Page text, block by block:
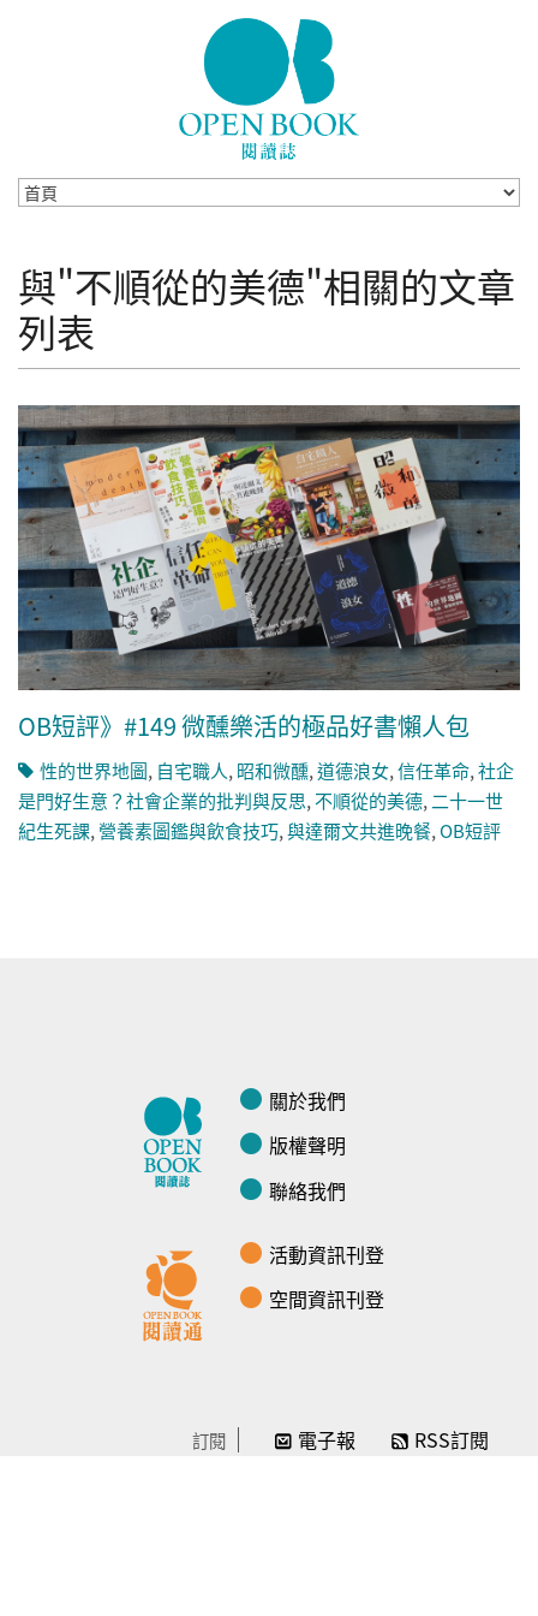
與"不順從的美德"相關的文章
列表
OB短評》#149 微醺樂活的極品好書懶人包
性的世界地圖, 自宅職人,昭和微醺,道德浪女,信任革命,社企
是門好生意？社會企業的批判與反思,不順從的美德,二十一世
紀生死課,營養素圖鑑與飲食技巧,與達爾文共進晚餐,OB短評
關於我們
版權聲明
聯絡我們
活動資訊刊登
空間資訊刊登
訂閱 電子報 RSS訂閱